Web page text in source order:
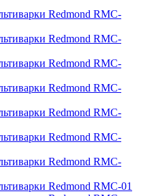
Redmond RMC-
Redmond RMC-
Redmond RMC-
Redmond RMC-
Redmond RMC-
Redmond RMC-
Redmond RMC-
Redmond RMC-01